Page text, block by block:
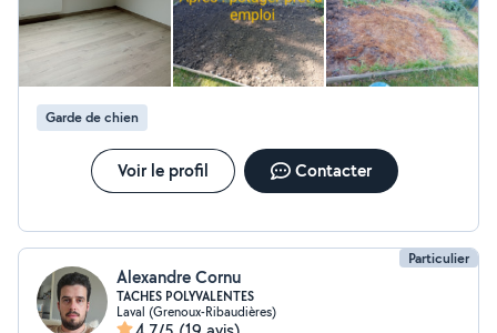
Garde de chien
Voir le profil Contacter
Particulier
Alexandre Cornu
TACHES POLYVALENTES
Laval (Grenoux-Ribaudières)